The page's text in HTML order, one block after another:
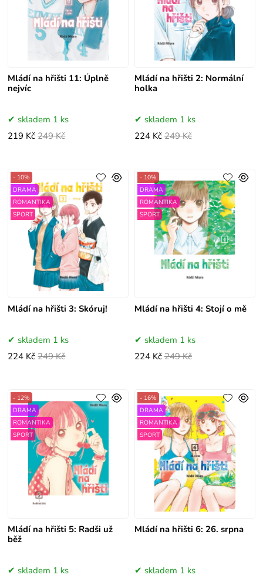
Mládí na hřišti 11: Úplně
nejvíc
skladem 1 ks
219 Kč 249 Kč
Mládí na hřišti 2: Normální
holka
skladem 1 ks
224 Kč 249 Kč
Mládí na hřišti 3: Skóruj!
- 10%
DRAMA
ROMANTIKA
SPORT
skladem 1 ks
224 Kč 249 Kč
Mládí na hřišti 4: Stojí o mě
- 10%
DRAMA
ROMANTIKA
SPORT
skladem 1 ks
224 Kč 249 Kč
Mládí na hřišti 5: Radši už
běž
- 12%
DRAMA
ROMANTIKA
SPORT
skladem 1 ks
Mládí na hřišti 6: 26. srpna
- 16%
DRAMA
ROMANTIKA
SPORT
skladem 1 ks